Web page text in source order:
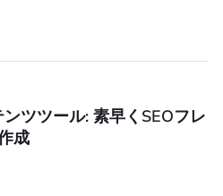
ツツール: 素早くSEOフレ
成